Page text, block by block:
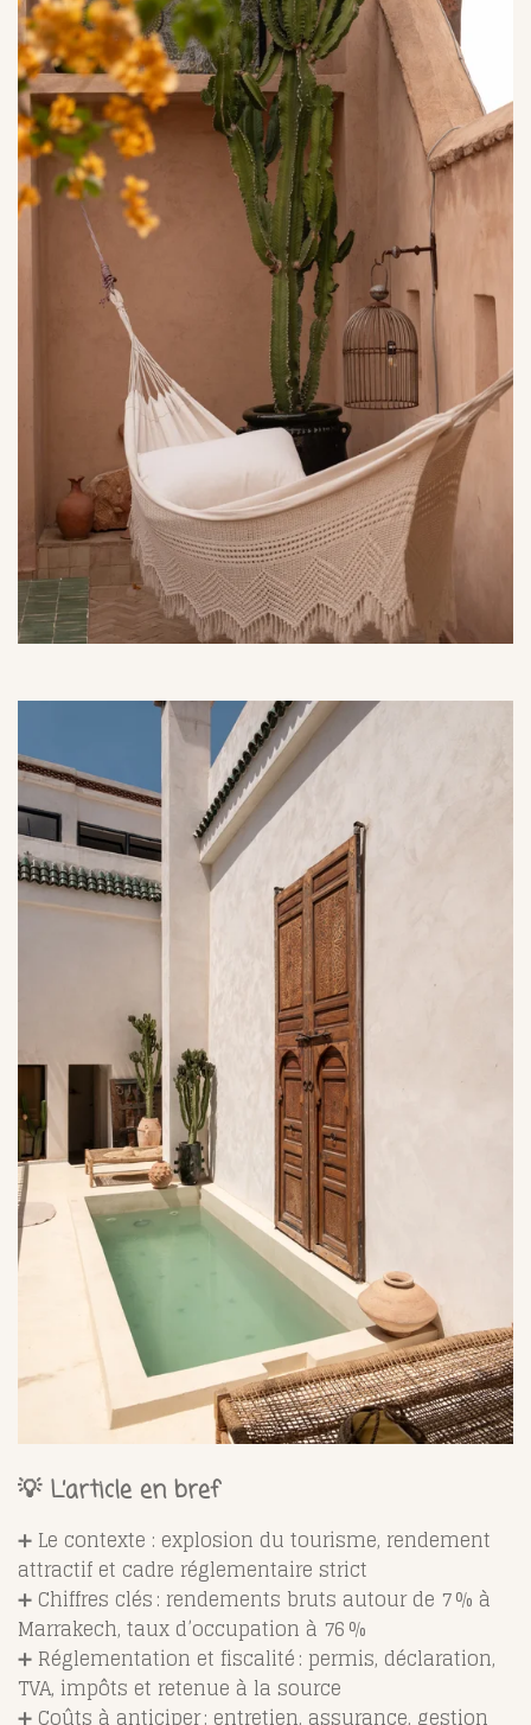
💡 L’article en bref
➕ Le contexte : explosion du tourisme, rendement
attractif et cadre réglementaire strict
➕ Chiffres clés : rendements bruts autour de 7 % à
Marrakech, taux d’occupation à 76 %
➕ Réglementation et fiscalité : permis, déclaration,
TVA, impôts et retenue à la source
➕ Coûts à anticiper : entretien, assurance, gestion